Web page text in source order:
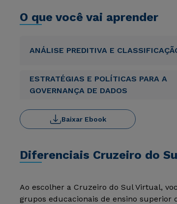
O que você vai aprender
ANÁLISE PREDITIVA E
ESTRATÉGIAS E POLÍTICAS PARA A
GOVERNANÇA DE DADOS
Baixar Ebook
Diferenciais Cruzeiro do
Ao escolher a Cruzeiro do Sul Virtual,
grupos educacionais de ensino superior